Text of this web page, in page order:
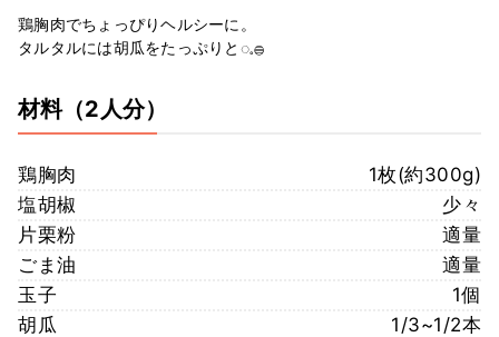
鶏胸肉でちょっぴりヘルシーに。
タルタルには胡瓜をたっぷりと◌𓈒𓐍
材料（2人分）
鶏胸肉
1枚(約300g)
塩胡椒
少々
片栗粉
適量
ごま油
適量
玉子
1個
胡瓜
1/3~1/2本